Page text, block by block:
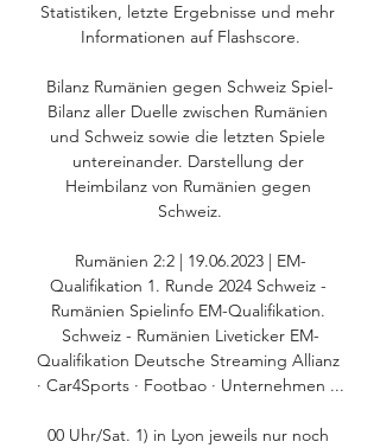
Statistiken, letzte Ergebnisse und mehr
Informationen auf Flashscore.
Bilanz Rumänien gegen Schweiz Spiel-
Bilanz aller Duelle zwischen Rumänien
und Schweiz sowie die letzten Spiele
untereinander. Darstellung der
Heimbilanz von Rumänien gegen
Schweiz.
Rumänien 2:2 | 19.06.2023 | EM-
Qualifikation 1. Runde 2024 Schweiz -
Rumänien Spielinfo EM-Qualifikation.
Schweiz - Rumänien Liveticker EM-
Qualifikation Deutsche Streaming Allianz
· Car4Sports · Footbao · Unternehmen ...
00 Uhr/Sat. 1) in Lyon jeweils nur noch